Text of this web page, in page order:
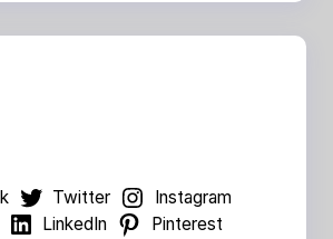
Twitter
Instagram
LinkedIn
Pinterest